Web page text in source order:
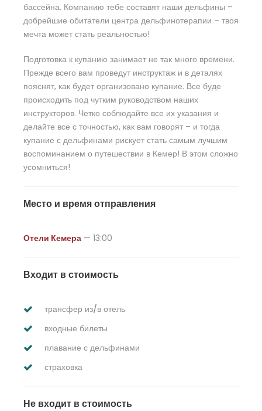
бассейна. Компанию тебе составят наши дельфины –
добрейшие обитатели центра дельфинотерапии – твоя
мечта может стать реальностью!
Подготовка к купанию занимает не так много времени.
Прежде всего вам проведут инструктаж и в деталях
пояснят, как будет организовано купание. Все буде
происходить под чутким руководством наших
инструкторов. Четко соблюдайте все их указания и
делайте все с точностью, как вам говорят – и тогда
купание с дельфинами рискует стать самым лучшим
воспоминанием о путешествии в Кемер! В этом сложно
усомниться!
Место и время отправления
Отели Кемера — 13:00
Входит в стоимость
трансфер из/в отель
входные билеты
плавание с дельфинами
страховка
Не входит в стоимость